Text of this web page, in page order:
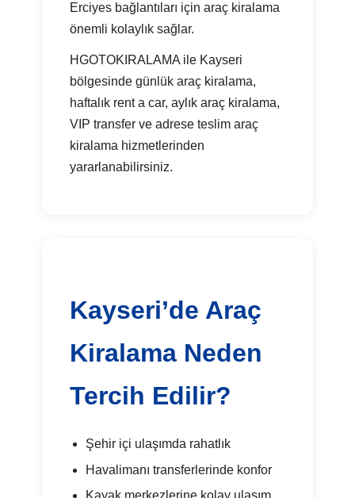
Erciyes bağlantıları için araç kiralama
önemli kolaylık sağlar.
HGOTOKIRALAMA ile Kayseri
bölgesinde günlük araç kiralama,
haftalık rent a car, aylık araç kiralama,
VIP transfer ve adrese teslim araç
kiralama hizmetlerinden
yararlanabilirsiniz.
Kayseri’de Araç
Kiralama Neden
Tercih Edilir?
Şehir içi ulaşımda rahatlık
Havalimanı transferlerinde konfor